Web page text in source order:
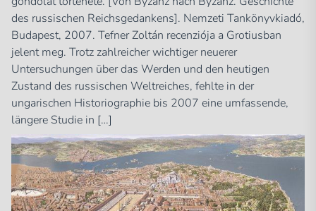
des russischen Reichsgedankens]. Nemzeti Tankönyvkiadó,
Budapest, 2007. Tefner Zoltán recenziója a Grotiusban
jelent meg. Trotz zahlreicher wichtiger neuerer
Untersuchungen über das Werden und den heutigen
Zustand des russischen Weltreiches, fehlte in der
ungarischen Historiographie bis 2007 eine umfassende,
längere Studie in […]